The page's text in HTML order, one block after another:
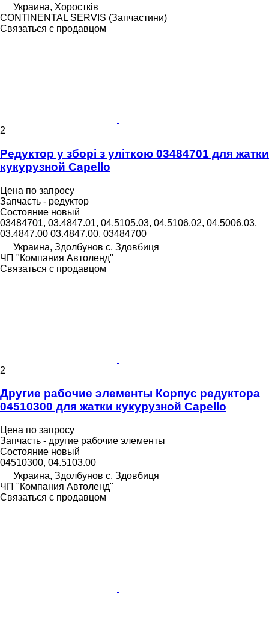
Украина, Хоростків
CONTINENTAL SERVIS (Запчастини)
Связаться с продавцом
2
Редуктор у зборі з уліткою 03484701 для жатки
кукурузной Capello
Цена по запросу
Запчасть - редуктор
Состояние новый
03484701, 03.4847.01, 04.5105.03, 04.5106.02, 04.5006.03,
03.4847.00 03.4847.00, 03484700
Украина, Здолбунов с. Здовбиця
ЧП "Компания Автоленд"
Связаться с продавцом
2
Другие рабочие элементы Корпус редуктора
04510300 для жатки кукурузной Capello
Цена по запросу
Запчасть - другие рабочие элементы
Состояние новый
04510300, 04.5103.00
Украина, Здолбунов с. Здовбиця
ЧП "Компания Автоленд"
Связаться с продавцом